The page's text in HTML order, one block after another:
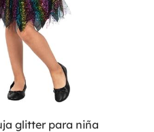
glitter para niña